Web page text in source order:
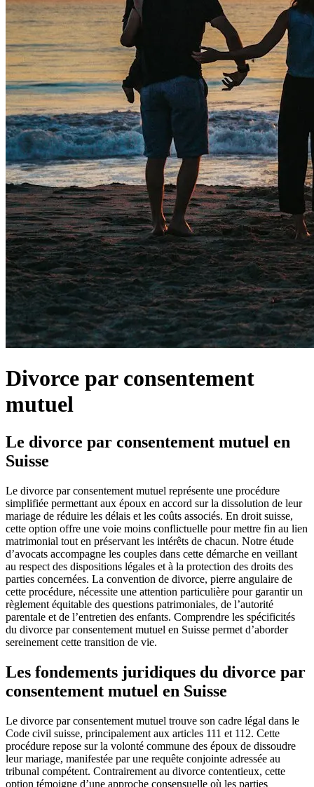
Divorce par consentement
mutuel
Le divorce par consentement mutuel en
Suisse
Le divorce par consentement mutuel représente une procédure
simplifiée permettant aux époux en accord sur la dissolution de leur
mariage de réduire les délais et les coûts associés. En droit suisse,
cette option offre une voie moins conflictuelle pour mettre fin au lien
matrimonial tout en préservant les intérêts de chacun. Notre étude
d’avocats accompagne les couples dans cette démarche en veillant
au respect des dispositions légales et à la protection des droits des
parties concernées. La convention de divorce, pierre angulaire de
cette procédure, nécessite une attention particulière pour garantir un
règlement équitable des questions patrimoniales, de l’autorité
parentale et de l’entretien des enfants. Comprendre les spécificités
du divorce par consentement mutuel en Suisse permet d’aborder
sereinement cette transition de vie.
Les fondements juridiques du divorce par
consentement mutuel en Suisse
Le divorce par consentement mutuel trouve son cadre légal dans le
Code civil suisse, principalement aux articles 111 et 112. Cette
procédure repose sur la volonté commune des époux de dissoudre
leur mariage, manifestée par une requête conjointe adressée au
tribunal compétent. Contrairement au divorce contentieux, cette
option témoigne d’une approche consensuelle où les parties